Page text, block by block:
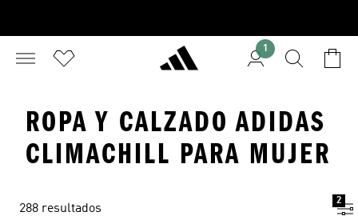
1
ROPA Y CALZADO ADIDAS
CLIMACHILL PARA MUJER
288 resultados
2